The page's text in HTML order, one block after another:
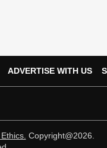
ADVERTISE WITH US
Copyright@2026.